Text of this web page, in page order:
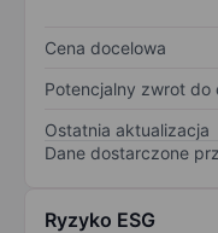
Cena docelowa
Potencjalny zwrot
Ostatnia aktualizacja
Dane dostarczone
Ryzyko ESG